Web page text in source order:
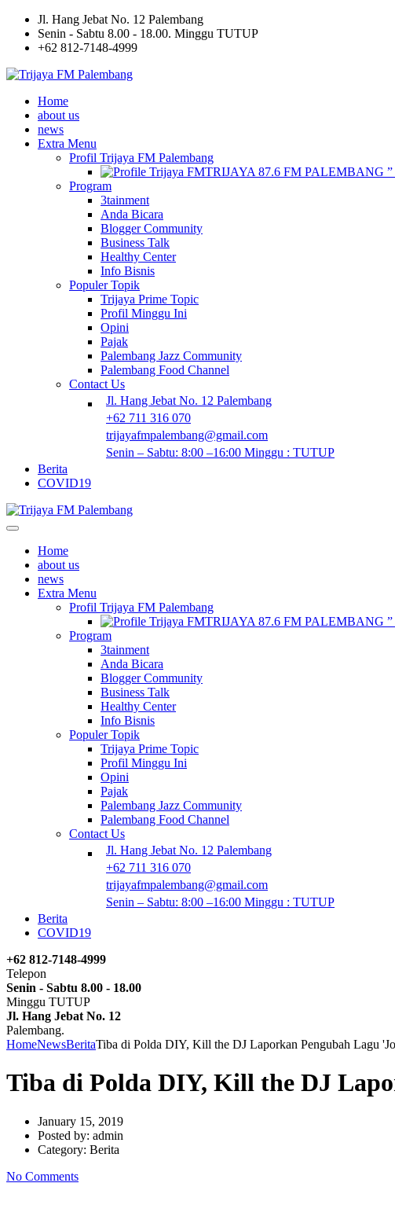
Jl. Hang Jebat No. 12 Palembang
Senin - Sabtu 8.00 - 18.00. Minggu TUTUP
+62 812-7148-4999
Home
about us
news
Extra Menu
Profil Trijaya FM Palembang
TRIJAYA 87.6 FM PALEMBANG
Program
3tainment
Anda Bicara
Blogger Community
Business Talk
Healthy Center
Info Bisnis
Populer Topik
Trijaya Prime Topic
Profil Minggu Ini
Opini
Pajak
Palembang Jazz Community
Palembang Food Channel
Contact Us
Jl. Hang Jebat No. 12 Palembang
+62 711 316 070
trijayafmpalembang@gmail.com
Senin – Sabtu: 8:00 –16:00 Minggu : TUTUP
Berita
COVID19
Home
about us
news
Extra Menu
Profil Trijaya FM Palembang
TRIJAYA 87.6 FM PALEMBANG
Program
3tainment
Anda Bicara
Blogger Community
Business Talk
Healthy Center
Info Bisnis
Populer Topik
Trijaya Prime Topic
Profil Minggu Ini
Opini
Pajak
Palembang Jazz Community
Palembang Food Channel
Contact Us
Jl. Hang Jebat No. 12 Palembang
+62 711 316 070
trijayafmpalembang@gmail.com
Senin – Sabtu: 8:00 –16:00 Minggu : TUTUP
Berita
COVID19
+62 812-7148-4999
Telepon
Senin - Sabtu 8.00 - 18.00
Minggu TUTUP
Jl. Hang Jebat No. 12
Palembang.
HomeNewsBeritaTiba di Polda DIY, Kill the DJ Laporkan Pengubah Lagu
Tiba di Polda DIY, Kill the DJ
January 15, 2019
Posted by: admin
Category: Berita
No Comments